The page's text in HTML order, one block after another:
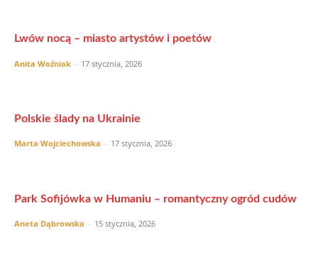
Lwów nocą – miasto artystów i poetów
Anita Woźniak - 17 stycznia, 2026
Polskie ślady na Ukrainie
Marta Wojciechowska - 17 stycznia, 2026
Park Sofijówka w Humaniu – romantyczny ogród cudów
Aneta Dąbrowska - 15 stycznia, 2026